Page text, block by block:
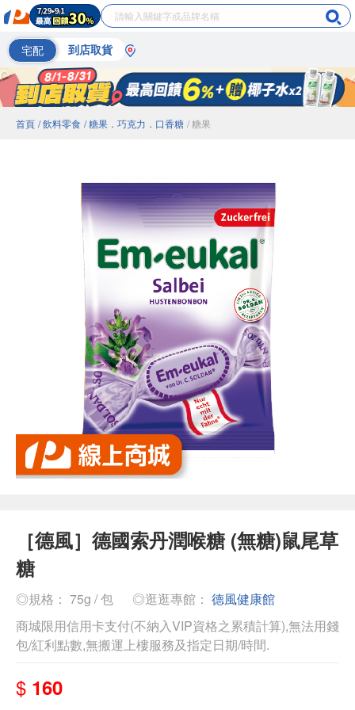
宅配 到店取貨
首頁 / 飲料零食 / 糖果．巧克力．口香糖 / 糖果
［德風］德國索丹潤喉糖 (無糖)鼠尾草
糖
◎規格： 75g / 包 ◎逛逛專館： 德風健康館
商城限用信用卡支付(不納入VIP資格之累積計算),無法用錢
包/紅利點數,無搬運上樓服務及指定日期/時間.
$ 160